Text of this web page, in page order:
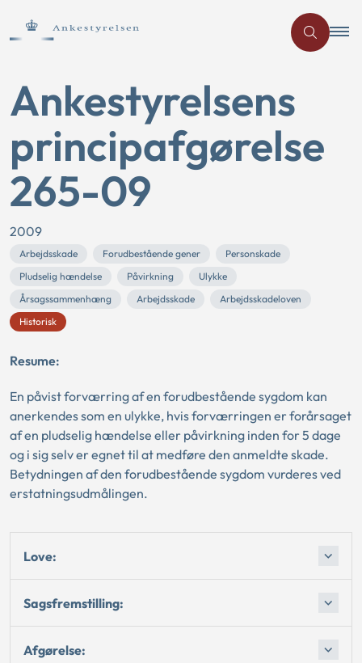
Ankestyrelsens
principafgørelse
265-09
2009
Arbejdsskade Forudbestående gener
Personskade
Pludselig hændelse
Påvirkning
Ulykke
Årsagssammenhæng
Arbejdsskade
Arbejdsskadeloven
Historisk
Resume:
En påvist forværring af en forudbestående sygdom kan
anerkendes som en ulykke, hvis forværringen er forårsaget
af en pludselig hændelse eller påvirkning inden for 5 dage
og i sig selv er egnet til at medføre den anmeldte skade.
Betydningen af den forudbestående sygdom vurderes ved
erstatningsudmålingen.
Love:
Sagsfremstilling:
Afgørelse: